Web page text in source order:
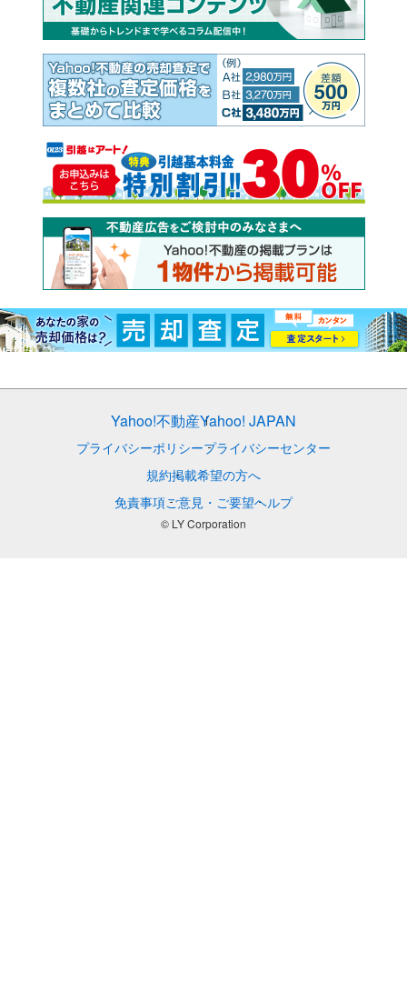
Yahoo!不動産Yahoo! JAPAN
プライバシーポリシープライバシーセンター
規約掲載希望の方へ
免責事項ご意見・ご要望ヘルプ
© LY Corporation